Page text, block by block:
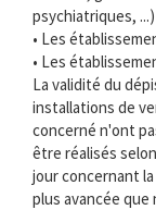
psychiatriques, ...)
• Les
• Les
La validité du
installations de
concerné n'ont
être réalisés
jour concernant
plus avancée que